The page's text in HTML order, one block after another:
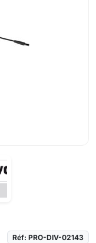
Réf: PRO-DIV-02143